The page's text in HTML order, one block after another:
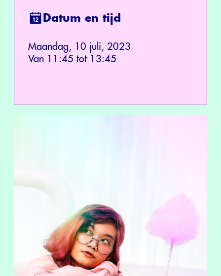
Datum en tijd
Maandag, 10 juli, 2023
Van 11:45 tot 13:45